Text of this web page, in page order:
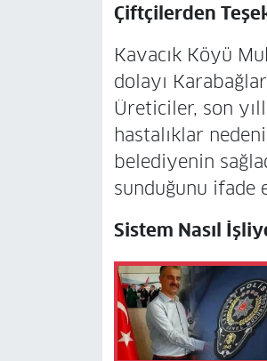
Çiftçilerden
Kavacık Köyü
dolayı
Üreticiler, son
hastalıklar
belediyenin
sunduğunu ifade
Sistem Nasıl